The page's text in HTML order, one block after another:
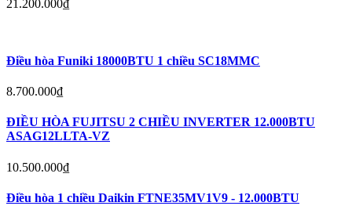
21.200.000₫
Điều hòa Funiki 18000BTU 1 chiều SC18MMC
8.700.000₫
ĐIỀU HÒA FUJITSU 2 CHIỀU INVERTER 12.000BTU
ASAG12LLTA-VZ
10.500.000₫
Điều hòa 1 chiều Daikin FTNE35MV1V9 - 12.000BTU